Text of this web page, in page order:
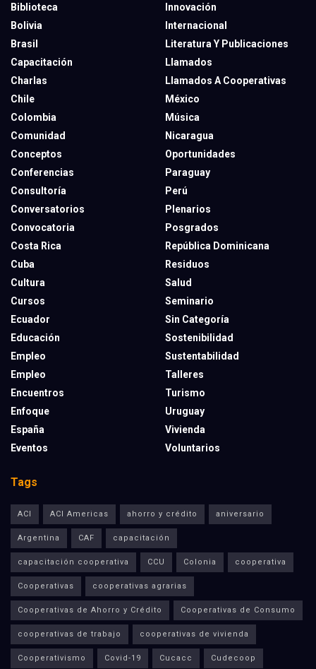
Biblioteca
Bolivia
Brasil
Capacitación
Charlas
Chile
Colombia
Comunidad
Conceptos
Conferencias
Consultoría
Conversatorios
Convocatoria
Costa Rica
Cuba
Cultura
Cursos
Ecuador
Educación
Empleo
Empleo
Encuentros
Enfoque
España
Eventos
Innovación
Internacional
Literatura Y Publicaciones
Llamados
Llamados A Cooperativas
México
Música
Nicaragua
Oportunidades
Paraguay
Perú
Plenarios
Posgrados
República Dominicana
Residuos
Salud
Seminario
Sin Categoría
Sostenibilidad
Sustentabilidad
Talleres
Turismo
Uruguay
Vivienda
Voluntarios
Tags
ACI ACI Americas ahorro y crédito aniversario
Argentina CAF capacitación
capacitación cooperativa CCU Colonia cooperativa
Cooperativas cooperativas agrarias
Cooperativas de Ahorro y Crédito Cooperativas de Consumo
cooperativas de trabajo cooperativas de vivienda
Cooperativismo Covid-19 Cucacc Cudecoop